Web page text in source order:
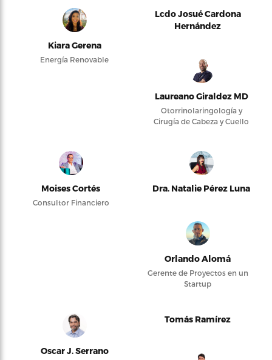
Kiara Gerena
Energía Renovable
Lcdo Josué Cardona
Hernández
Laureano Giraldez MD
Otorrinolaringología y
Cirugía de Cabeza y Cuello
Moises Cortés
Consultor Financiero
Dra. Natalie Pérez Luna
Orlando Alomá
Gerente de Proyectos en un
Startup
Oscar J. Serrano
Tomás Ramírez